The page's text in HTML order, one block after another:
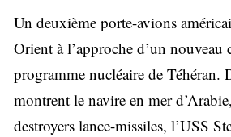
Un deuxième porte-avions
Orient à l’approche d’un
programme nucléaire de Téhéran.
montrent le navire en mer
destroyers lance-missiles, l’USS